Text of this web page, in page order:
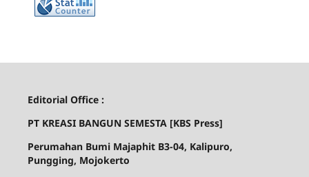
Editorial Office :
PT KREASI BANGUN SEMESTA [KBS Press]
Perumahan Bumi Majaphit B3-04, Kalipuro,
Pungging, Mojokerto